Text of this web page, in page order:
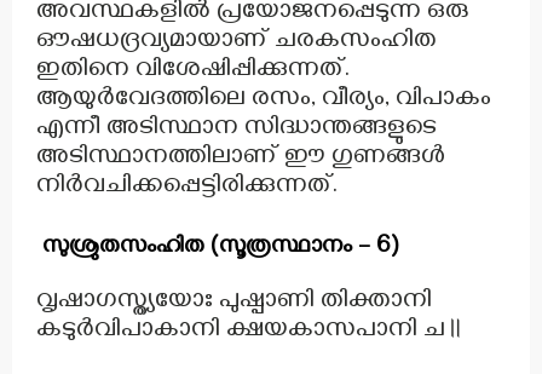
അവസ്ഥകളിൽ പ്രയോജനപ്പെടുന്ന ഒരു
ഔഷധദ്രവ്യമായാണ് ചരകസംഹിത
ഇതിനെ വിശേഷിപ്പിക്കുന്നത്.
ആയുർവേദത്തിലെ രസം, വീര്യം, വിപാകം
എന്നീ അടിസ്ഥാന സിദ്ധാന്തങ്ങളുടെ
അടിസ്ഥാനത്തിലാണ് ഈ ഗുണങ്ങൾ
നിർവചിക്കപ്പെട്ടിരിക്കുന്നത്.
സുശ്രുതസംഹിത (സൂത്രസ്ഥാനം – 6)
വൃഷാഗസ്ത്യയോഃ പുഷ്പാണി തിക്താനി
കടുർവിപാകാനി ക്ഷയകാസപാനി ച॥